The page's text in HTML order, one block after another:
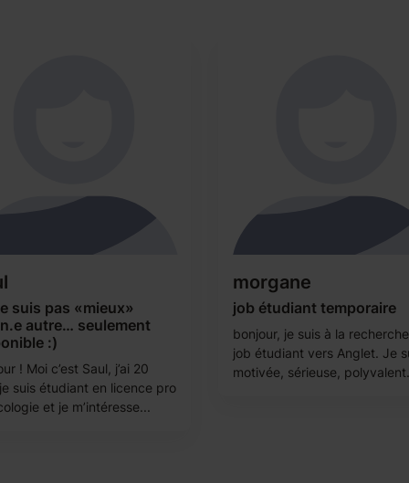
suis pas «mieux»
autre… seulement
:)
! Moi c’est Saul, j’ai 20
suis étudiant en licence pro
et je m’intéresse...
morgane
job étudiant temporaire
bonjour, je suis à la
job étudiant vers Anglet. Je
motivée, sérieuse,